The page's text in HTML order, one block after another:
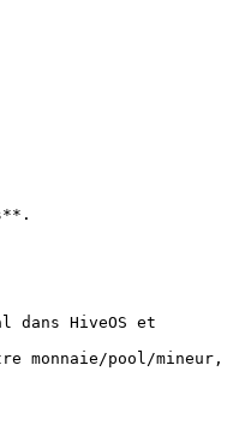
HiveOS et
monnaie/pool/mineur,